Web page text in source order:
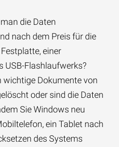
die Daten
nach dem Preis für die
einer
USB-Flashlaufwerks?
wichtige Dokumente von
oder sind die Daten
Sie Windows neu
ein Tablet nach
des Systems